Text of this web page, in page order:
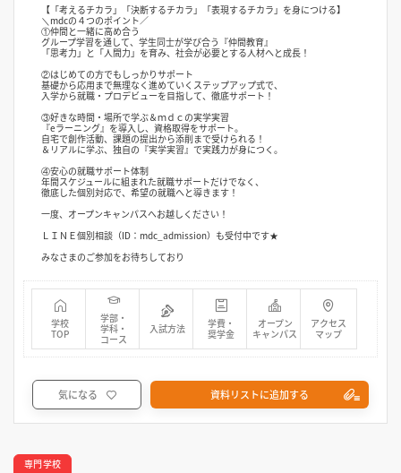
【「考えるチカラ」「決断するチカラ」「表現するチカラ」を身につける】
＼mdcの４つのポイント／
①仲間と一緒に高め合う
グループ学習を通して、学生同士が学び合う『仲間教育』
「思考力」と「人間力」を育み、社会が必要とする人材へと成長！
②はじめての方でもしっかりサポート
基礎から応用まで無理なく進めていくステップアップ式で、
入学から就職・プロデビューを目指して、徹底サポート！
③好きな時間・場所で学ぶ＆ｍｄｃの実学実習
『eラーニング』を導入し、資格取得をサポート。
自宅で創作活動、課題の提出から添削まで受けられる！
＆リアルに学ぶ、独自の『実学実習』で実践力が身につく。
④安心の就職サポート体制
年間スケジュールに組まれた就職サポートだけでなく、
徹底した個別対応で、希望の就職へと導きます！
一度、オープンキャンパスへお越しください！
ＬＩＮＥ個別相談（ID：mdc_admission）も受付中です★
みなさまのご参加をお待ちしており
学校
TOP
学部・
学科・
コース
入試方法
学費・
奨学金
オープン
キャンパス
アクセス
マップ
気になる 資料リストに追加する
専門学校